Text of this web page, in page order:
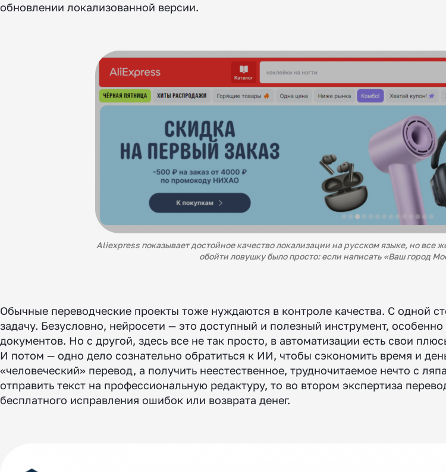
обновлении локализованной версии.
Aliexpress показывает достойное качество локализации на русском языке, но все
обойти ловушку было просто: если написать «Ваш город
Обычные переводческие проекты тоже нуждаются в контроле качества. С одной
задачу. Безусловно, нейросети — это доступный и полезный инструмент,
документов. Но с другой, здесь все не так просто, в автоматизации есть свои
И потом — одно дело сознательно обратиться к ИИ, чтобы сэкономить время и
«человеческий» перевод, а получить неестественное, трудночитаемое нечто с
отправить текст на профессиональную редактуру, то во втором экспертиза
бесплатного исправления ошибок или возврата денег.